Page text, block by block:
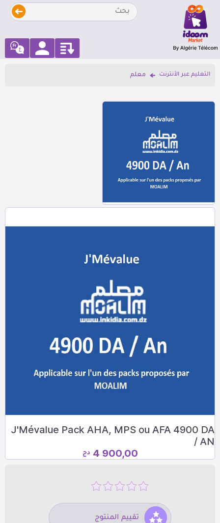
التعليم عبر الأنترنت معلم
J'Mévalue Pack AHA, MPS ou AFA 4900 DA
/ AN
4 900,00 دج
تقييم المنتوج